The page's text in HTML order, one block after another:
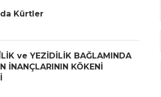
Kürtler
ve YEZİDİLİK BAĞLAMINDA
İNANÇLARININ KÖKENİ